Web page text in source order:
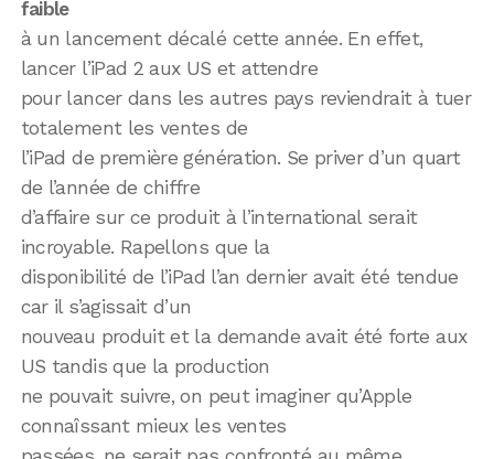
faible
à un lancement décalé cette année. En effet,
lancer l’iPad 2 aux US et attendre
pour lancer dans les autres pays reviendrait à tuer
totalement les ventes de
l’iPad de première génération. Se priver d’un quart
de l’année de chiffre
d’affaire sur ce produit à l’international serait
incroyable. Rapellons que la
disponibilité de l’iPad l’an dernier avait été tendue
car il s’agissait d’un
nouveau produit et la demande avait été forte aux
US tandis que la production
ne pouvait suivre, on peut imaginer qu’Apple
connaîssant mieux les ventes